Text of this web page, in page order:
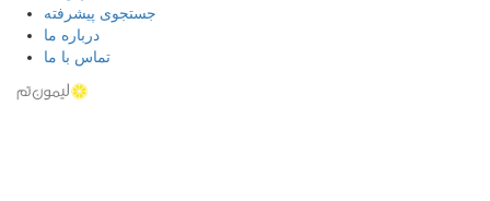
جستجوی پیشرفته
درباره ما
تماس با ما